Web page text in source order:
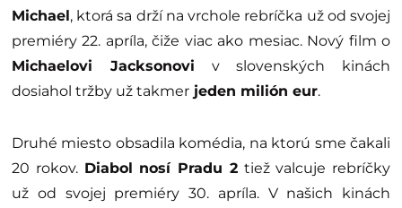
Michael, ktorá sa drží na vrchole rebríčka už od svojej
premiéry 22. apríla, čiže viac ako mesiac. Nový film o
Michaelovi Jacksonovi v slovenských kinách
dosiahol tržby už takmer jeden milión eur.
Druhé miesto obsadila komédia, na ktorú sme čakali
20 rokov. Diabol nosí Pradu 2tiež valcuje rebríčky
už od svojej premiéry 30. apríla. V našich kinách